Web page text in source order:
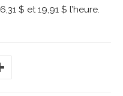
$ et 19,91 $ l’heure.